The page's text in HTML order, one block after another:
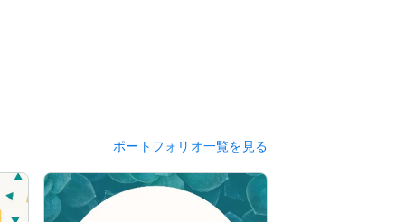
きる」、「各自メモなどで問題行動を
い)
ポートフォリオ一覧を見る